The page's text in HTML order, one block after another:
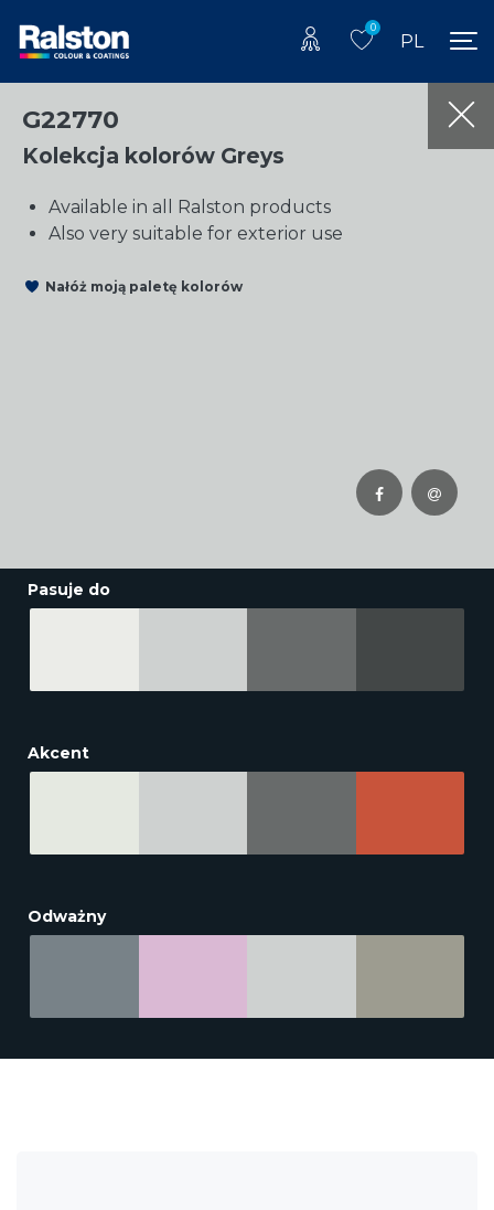
0
PL
G22770
Kolekcja kolorów Greys
Available in all Ralston products
Also very suitable for exterior use
Nałóż moją paletę kolorów
Pasuje do
Akcent
Odważny